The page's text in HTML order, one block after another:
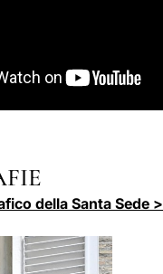
della Santa Sede >